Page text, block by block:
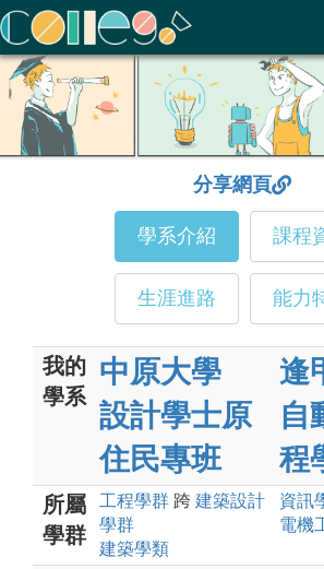
ColleGo! 大學選才與高中育才輔助系統
分享網頁
學系介紹 課程
生涯進路 能力
我的
學系
中原大學
設計學士原
住民專班
逢
自
程
所屬
學群
工程學群 跨 建築設計
學群
建築學類
資訊
電機